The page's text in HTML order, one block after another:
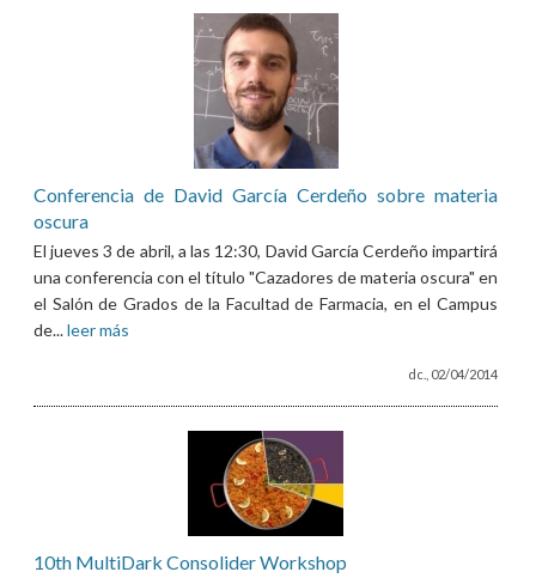
Conferencia de David García Cerdeño sobre materia
oscura
El jueves 3 de abril, a las 12:30, David García Cerdeño impartirá
una conferencia con el título "Cazadores de materia oscura" en
el Salón de Grados de la Facultad de Farmacia, en el Campus
de...leer más
dc., 02/04/2014
10th MultiDark Consolider Workshop